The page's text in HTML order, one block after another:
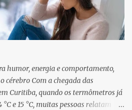
Quadrado’ e, poder seguir juntos
‘Fraquinho de Aparência’, é
cantores. Além de rodar várias regiões
Júnior & Cézar estão lançando
em 2024, contendo 14 faixas
de Fernando Trevisan (Catatau) e
humor, energia e comportamento,
cérebro Com a chegada das
Curitiba, quando os termômetros já
e 15 °C, muitas pessoas relatam